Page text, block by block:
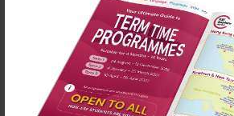
英基探新提供各種適合所有學齡的課
語言學習外，我們亦設有藝術、
程。
在上面點擊“了解更多”查看我們的學